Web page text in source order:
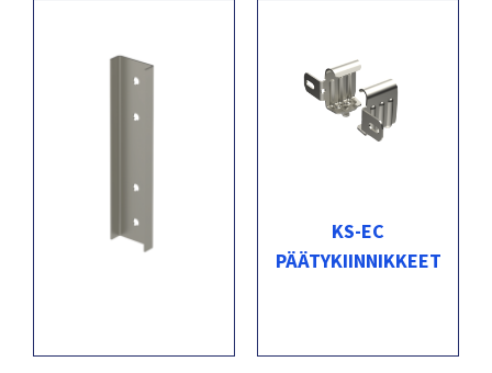
KS-EC
PÄÄTYKIINNIKKEET